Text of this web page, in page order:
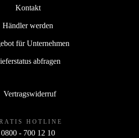
Kontakt
Händler werden
für Unternehmen
abfragen
Vertragswiderruf
HOTLINE
0800 - 700 12 10